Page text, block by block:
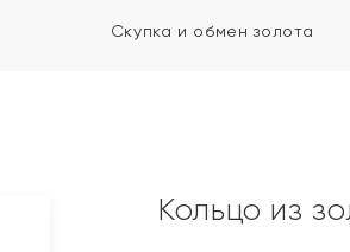
Скупка и обмен золота
Кольцо из